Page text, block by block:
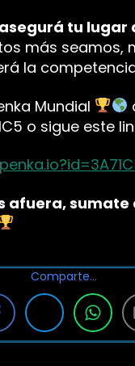
tu lugar
más seamos,
la
Mundial
o sigue este
afuera, sumate
Comparte…